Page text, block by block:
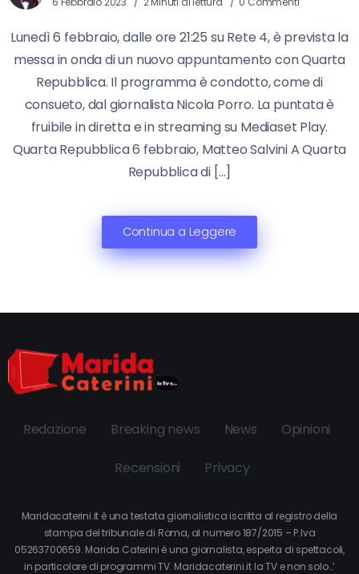
Lunedì 6 febbraio, dalle ore 21:25 su Rete 4, è prevista la
messa in onda di un nuovo appuntamento con Quarta
Repubblica. Il programma è condotto, come di
consueto, dal giornalista Nicola Porro. La puntata è
fruibile in diretta e in streaming su Mediaset Play.
Quarta Repubblica 6 febbraio, Matteo Salvini A Quarta
Repubblica di […]
Continua a Leggere
Redazione Breaking news News Opinioni
Recensioni Privacy
Maridacaterini.it è una testata giornalistica iscritta al registro della
stampa del tribunale di Roma, al numero 187/2015 – P.Iva
05263700659. Marida Caterini è una giornalista, esperta di spettacoli,
in particolare di programmi TV. Maridacaterini.it la TV e non solo…’